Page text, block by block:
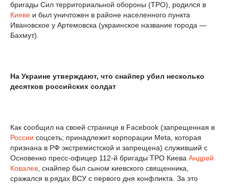
бригады Сил территориальной обороны (ТРО), родился в
Киеве и был уничтожен в районе населенного пункта
Ивановское у Артемовска (украинское название города —
Бахмут).
На Украине утверждают, что снайпер убил несколько
десятков российских солдат
Как сообщил на своей странице в Facebook (запрещенная в
России соцсеть; принадлежит корпорации Meta, которая
признана в РФ экстремистской и запрещена) служивший с
Основенко пресс-офицер 112-й бригады ТРО Киева Андрей
Ковалев , снайпер был сыном киевского священника,
сражался в рядах ВСУ с первого дня конфликта. За это